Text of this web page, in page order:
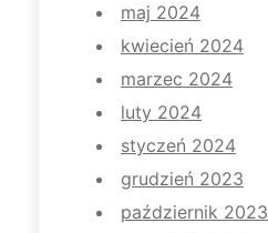
maj 2024
kwiecień 2024
marzec 2024
luty 2024
styczeń 2024
grudzień 2023
październik 2023